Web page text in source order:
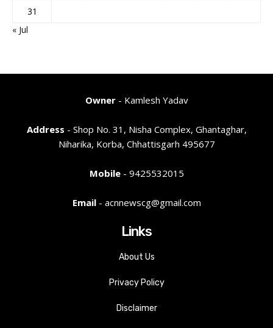
31
« Jul
Owner- Kamlesh Yadav
Address - Shop No. 31, Nisha Complex, Ghantaghar,
Niharika, Korba, Chhattisgarh 495677
Mobile- 9425532015
Email- acnnewscg@gmail.com
Links
About Us
Privacy Policy
Disclaimer